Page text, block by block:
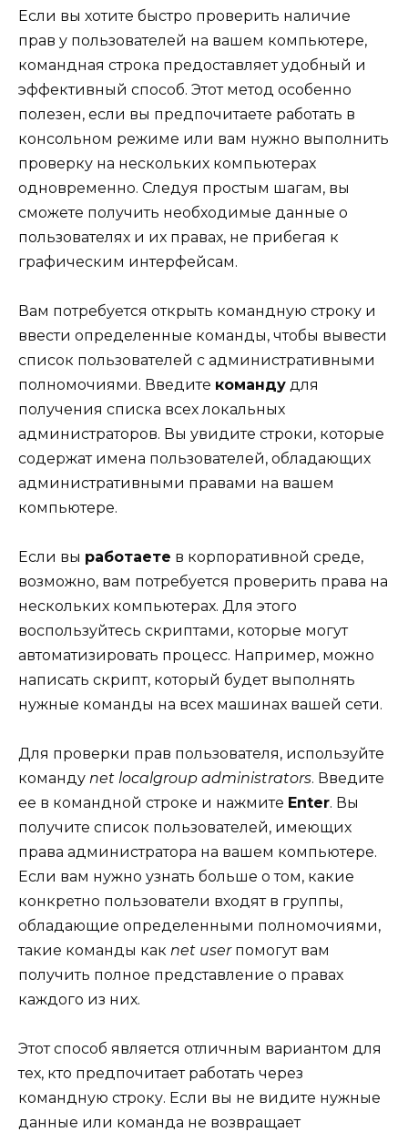
Если вы хотите быстро проверить наличие
прав у пользователей на вашем компьютере,
командная строка предоставляет удобный и
эффективный способ. Этот метод особенно
полезен, если вы предпочитаете работать в
консольном режиме или вам нужно выполнить
проверку на нескольких компьютерах
одновременно. Следуя простым шагам, вы
сможете получить необходимые данные о
пользователях и их правах, не прибегая к
графическим интерфейсам.
Вам потребуется открыть командную строку и
ввести определенные команды, чтобы вывести
список пользователей с административными
полномочиями. Введите команду для
получения списка всех локальных
администраторов. Вы увидите строки, которые
содержат имена пользователей, обладающих
административными правами на вашем
компьютере.
Если вы работаете в корпоративной среде,
возможно, вам потребуется проверить права на
нескольких компьютерах. Для этого
воспользуйтесь скриптами, которые могут
автоматизировать процесс. Например, можно
написать скрипт, который будет выполнять
нужные команды на всех машинах вашей сети.
Для проверки прав пользователя, используйте
команду net localgroup administrators. Введите
ее в командной строке и нажмите Enter. Вы
получите список пользователей, имеющих
права администратора на вашем компьютере.
Если вам нужно узнать больше о том, какие
конкретно пользователи входят в группы,
обладающие определенными полномочиями,
такие команды как net userпомогут вам
получить полное представление о правах
каждого из них.
Этот способ является отличным вариантом для
тех, кто предпочитает работать через
командную строку. Если вы не видите нужные
данные или команда не возвращает